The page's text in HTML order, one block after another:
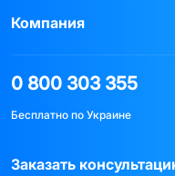
Компания
0 800 303 355
Бесплатно по Украине
Заказать